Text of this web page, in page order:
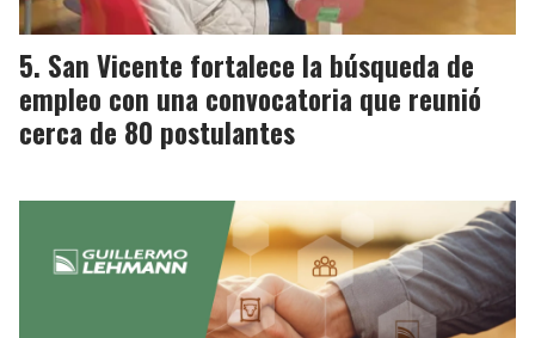
San Vicente fortalece la búsqueda de
empleo con una convocatoria que reunió
cerca de 80 postulantes